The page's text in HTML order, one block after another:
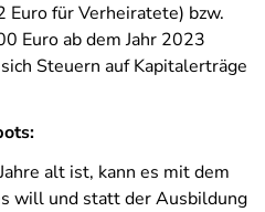
Euro für Verheiratete) bzw.
Euro ab dem Jahr 2023
Steuern auf Kapitalerträge
alt ist, kann es mit dem
will und statt der Ausbildung